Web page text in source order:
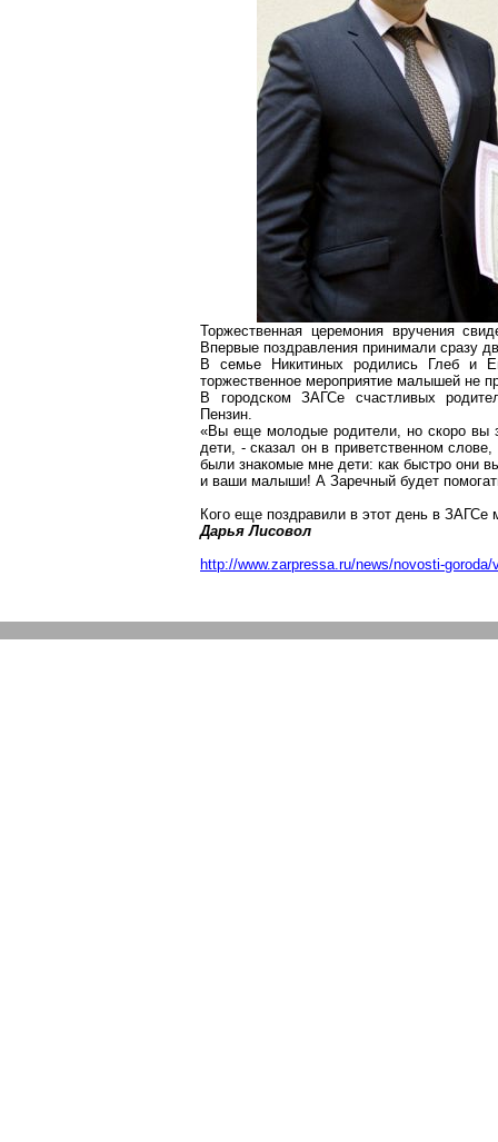
Торжественная церемония вручения
Впервые поздравления принимали сразу
В семье Никитиных родились Глеб и
торжественное мероприятие малышей не
В городском ЗАГСе счастливых
Пензин.
«Вы еще молодые родители, но скоро вы
дети, - сказал он в приветственном
были знакомые мне дети: как быстро они
и ваши малыши! А Заречный будет
Кого еще поздравили в этот день в ЗАГСе
Дарья Лисовол
http://www.zarpressa.ru/news/novosti-